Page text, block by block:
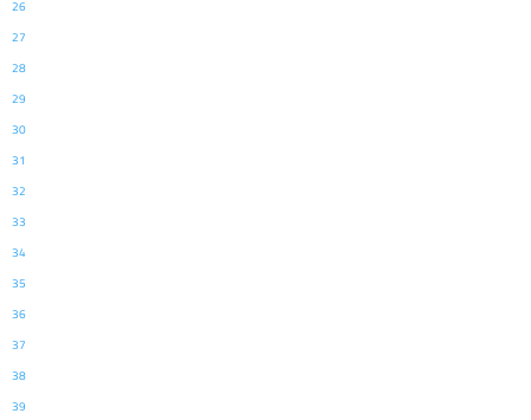
26
27
28
29
30
31
32
33
34
35
36
37
38
39